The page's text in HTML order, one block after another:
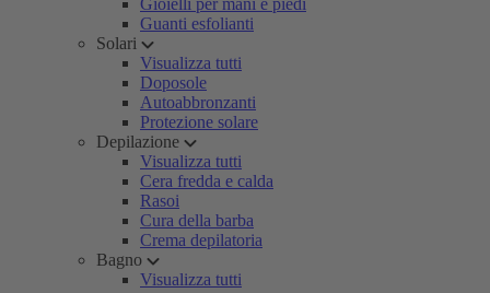
Gioielli per mani e piedi
Guanti esfolianti
Solari
Visualizza tutti
Doposole
Autoabbronzanti
Protezione solare
Depilazione
Visualizza tutti
Cera fredda e calda
Rasoi
Cura della barba
Crema depilatoria
Bagno
Visualizza tutti